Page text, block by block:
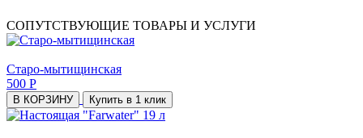
СОПУТСТВУЮЩИЕ ТОВАРЫ И УСЛУГИ
Старо-мытищинская
500 Р
В КОРЗИНУ Купить в 1 клик